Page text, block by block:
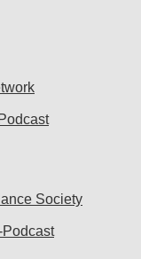
Society